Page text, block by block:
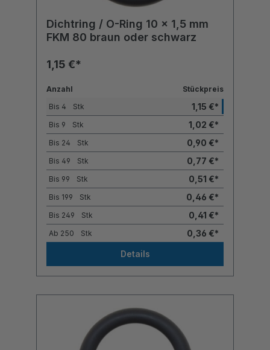
Dichtring / O-Ring 10 x 1,5 mm
FKM 80 braun oder schwarz
1,15 €*
Anzahl
Stückpreis
Bis 4 Stk 1,15 €*
Bis 9 Stk 1,02 €*
Bis 24 Stk 0,90 €*
Bis 49 Stk 0,77 €*
Bis 99 Stk 0,51 €*
Bis 199 Stk 0,46 €*
Bis 249 Stk 0,41 €*
Ab 250 Stk
0,36 €*
Details